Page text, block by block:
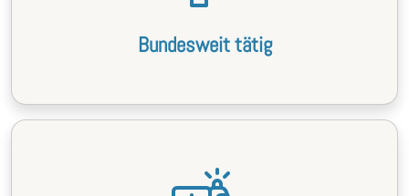
Bundesweit tätig